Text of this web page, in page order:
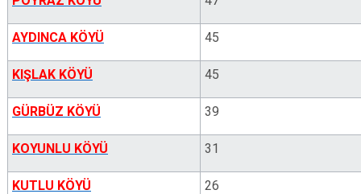
AYDINCA KÖYÜ 45
KIŞLAK KÖYÜ 45
GÜRBÜZ KÖYÜ 39
KOYUNLU KÖYÜ 31
KUTLU KÖYÜ 26